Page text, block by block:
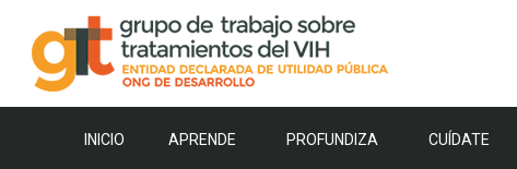
contenido
INICIO APRENDE PROFUNDIZA CUÍDATE